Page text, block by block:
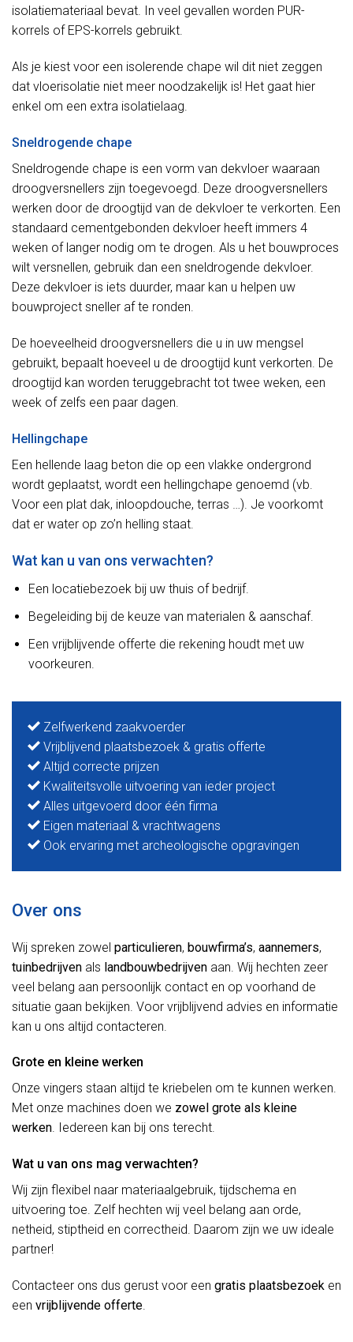
isolatiemateriaal bevat. In veel gevallen worden PUR-
korrels of EPS-korrels gebruikt.
Als je kiest voor een isolerende chape wil dit niet zeggen
dat vloerisolatie niet meer noodzakelijk is! Het gaat hier
enkel om een extra isolatielaag.
Sneldrogende chape
Sneldrogende chape is een vorm van dekvloer waaraan
droogversnellers zijn toegevoegd. Deze droogversnellers
werken door de droogtijd van de dekvloer te verkorten. Een
standaard cementgebonden dekvloer heeft immers 4
weken of langer nodig om te drogen. Als u het bouwproces
wilt versnellen, gebruik dan een sneldrogende dekvloer.
Deze dekvloer is iets duurder, maar kan u helpen uw
bouwproject sneller af te ronden.
De hoeveelheid droogversnellers die u in uw mengsel
gebruikt, bepaalt hoeveel u de droogtijd kunt verkorten. De
droogtijd kan worden teruggebracht tot twee weken, een
week of zelfs een paar dagen.
Hellingchape
Een hellende laag beton die op een vlakke ondergrond
wordt geplaatst, wordt een hellingchape genoemd (vb.
Voor een plat dak, inloopdouche, terras …). Je voorkomt
dat er water op zo’n helling staat.
Wat kan u van ons verwachten?
Een locatiebezoek bij uw thuis of bedrijf.
Begeleiding bij de keuze van materialen & aanschaf.
Een vrijblijvende offerte die rekening houdt met uw
voorkeuren.
Zelfwerkend zaakvoerder
Vrijblijvend plaatsbezoek & gratis offerte
Altijd correcte prijzen
Kwaliteitsvolle uitvoering van ieder project
Alles uitgevoerd door één firma
Eigen materiaal & vrachtwagens
Ook ervaring met archeologische opgravingen
Over ons
Wij spreken zowel particulieren, bouwfirma’s, aannemers,
tuinbedrijven als landbouwbedrijven aan. Wij hechten zeer
veel belang aan persoonlijk contact en op voorhand de
situatie gaan bekijken. Voor vrijblijvend advies en informatie
kan u ons altijd contacteren.
Grote en kleine werken
Onze vingers staan altijd te kriebelen om te kunnen werken.
Met onze machines doen we zowel grote als kleine
werken. Iedereen kan bij ons terecht.
Wat u van ons mag verwachten?
Wij zijn flexibel naar materiaalgebruik, tijdschema en
uitvoering toe. Zelf hechten wij veel belang aan orde,
netheid, stiptheid en correctheid. Daarom zijn we uw ideale
partner!
Contacteer ons dus gerust voor een gratis plaatsbezoek en
een vrijblijvende offerte.